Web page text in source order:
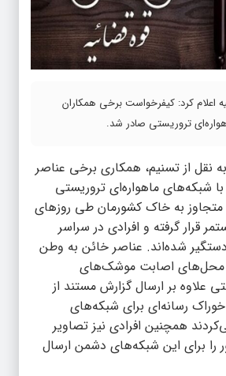
اعلام کرد: کیفرخواست برخی همکاران
تروریستی صادر شد.
به نقل از تسنیم، همکاری برخی عناصر
شبکه‌های ماهواره‌ای تروریستی
متجاوز به خاک کشورمان طی روز‌های
گرفته و افرادی در سراسر
شده‌اند. عناصر خائن به وطن
محل‌های اصابت موشک‌های
علاوه بر ارسال گزارش مستند از
رسانه‌ای برای شبکه‌های
همچنین افرادی نیز تصاویر
برای این شبکه‌های دشمن ارسال